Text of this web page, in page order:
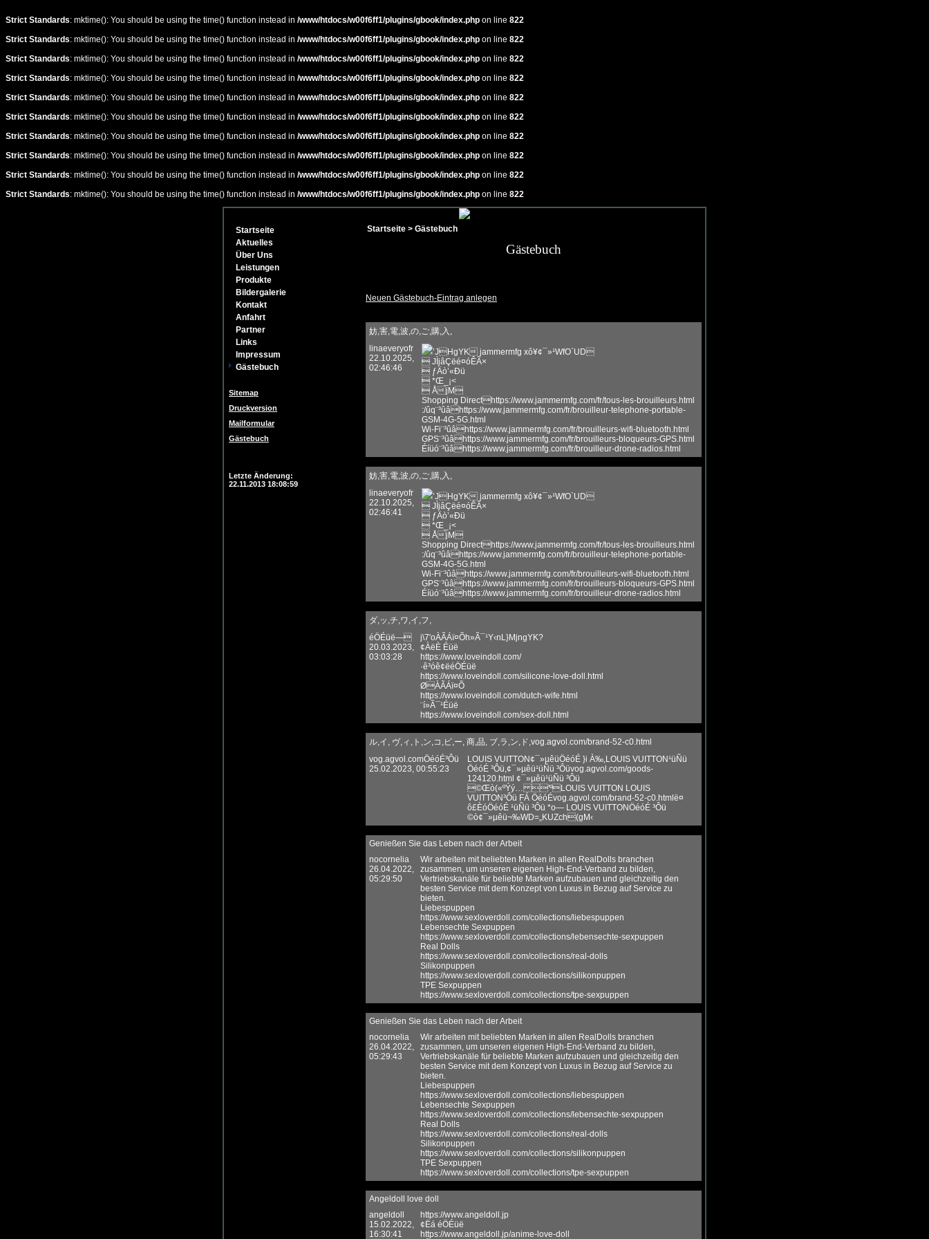
Strict Standards: mktime(): You should be using the time() function instead in /www/htdocs/w00f6ff1/plugins/gbook/index.php on line 822
Strict Standards: mktime(): You should be using the time() function instead in /www/htdocs/w00f6ff1/plugins/gbook/index.php on line 822
Strict Standards: mktime(): You should be using the time() function instead in /www/htdocs/w00f6ff1/plugins/gbook/index.php on line 822
Strict Standards: mktime(): You should be using the time() function instead in /www/htdocs/w00f6ff1/plugins/gbook/index.php on line 822
Strict Standards: mktime(): You should be using the time() function instead in /www/htdocs/w00f6ff1/plugins/gbook/index.php on line 822
Strict Standards: mktime(): You should be using the time() function instead in /www/htdocs/w00f6ff1/plugins/gbook/index.php on line 822
Strict Standards: mktime(): You should be using the time() function instead in /www/htdocs/w00f6ff1/plugins/gbook/index.php on line 822
Strict Standards: mktime(): You should be using the time() function instead in /www/htdocs/w00f6ff1/plugins/gbook/index.php on line 822
Strict Standards: mktime(): You should be using the time() function instead in /www/htdocs/w00f6ff1/plugins/gbook/index.php on line 822
Strict Standards: mktime(): You should be using the time() function instead in /www/htdocs/w00f6ff1/plugins/gbook/index.php on line 822
Startseite
Aktuelles
Über Uns
Leistungen
Produkte
Bildergalerie
Kontakt
Anfahrt
Partner
Links
Impressum
Gästebuch
Sitemap
Druckversion
Mailformular
Gästebuch
Letzte Änderung:
22.11.2013 18:08:59
Startseite > Gästebuch
Gästebuch
Neuen Gästebuch-Eintrag anlegen
妨,害,電,波,の,ご,購,入,
linaeveryofr
22.10.2025,
02:46:46
’JHgYK jammermfg xô¥¢¯»¹WfO`UD
 JÌjâÇëé¤óÊÃ×
 ƒÄò’«Ðü
 *Œ_¡<
 ÅjM
Shopping Directhttps://www.jammermfg.com/fr/tous-les-brouilleurs.html
:/ûq¨³ûâhttps://www.jammermfg.com/fr/brouilleur-telephone-portable-
GSM-4G-5G.html
Wi-Fi¨³ûâhttps://www.jammermfg.com/fr/brouilleurs-wifi-bluetooth.html
GPS¨³ûâhttps://www.jammermfg.com/fr/brouilleurs-bloqueurs-GPS.html
Éíüó¨³ûâhttps://www.jammermfg.com/fr/brouilleur-drone-radios.html
妨,害,電,波,の,ご,購,入,
linaeveryofr
22.10.2025,
02:46:41
’JHgYK jammermfg xô¥¢¯»¹WfO`UD
 JÌjâÇëé¤óÊÃ×
 ƒÄò’«Ðü
 *Œ_¡<
 ÅjM
Shopping Directhttps://www.jammermfg.com/fr/tous-les-brouilleurs.html
:/ûq¨³ûâhttps://www.jammermfg.com/fr/brouilleur-telephone-portable-
GSM-4G-5G.html
Wi-Fi¨³ûâhttps://www.jammermfg.com/fr/brouilleurs-wifi-bluetooth.html
GPS¨³ûâhttps://www.jammermfg.com/fr/brouilleurs-bloqueurs-GPS.html
Éíüó¨³ûâhttps://www.jammermfg.com/fr/brouilleur-drone-radios.html
ダ,ッ,チ,ワ,イ,フ,
éÖÉüë—
20.03.2023,
03:03:28
j\7'oÀÃÁï¤Õh»Ã¯¹Y‹nL}MjngYK?
¢ÀëÈ Éüë
https://www.loveindoll.com/
·ê³óê¢ëéÖÉüë
https://www.loveindoll.com/silicone-love-doll.html
ØÀÃÁï¤Õ
https://www.loveindoll.com/dutch-wife.html
¨í»Ã¯¹Éüë
https://www.loveindoll.com/sex-doll.html
ル,イ, ヴ,ィ,ト,ン,コ,ピ,ー, 商,品, ブ,ラ,ン,ド,vog.agvol.com/brand-52-c0.html
vog.agvol.comÖéóÉ³Ôü
25.02.2023, 00:55:23
LOUIS VUITTON¢¯»µêüÖéóÉ }i À‰,LOUIS VUITTON¹üÑü
ÖéóÉ ³Ôü,¢¯»µêü¹üÑü ³Ôüvog.agvol.com/goods-
124120.html ¢¯»µêü¹üÑü ³Ôü
©Œò(«ºÝý… 'ºLOUIS VUITTON LOUIS
VUITTON³Ôü FÁ ÖéóÉvog.agvol.com/brand-52-c0.htmlë¤
ô£ÈóÖéóÉ ¹üÑü ³Ôü *o— LOUIS VUITTONÖéóÉ ³Ôü
©ò¢¯»µêü¬‰WD=„KUZch(gM‹
Genießen Sie das Leben nach der Arbeit
nocornelia
26.04.2022,
05:29:50
Wir arbeiten mit beliebten Marken in allen RealDolls branchen
zusammen, um unseren eigenen High-End-Verband zu bilden,
Vertriebskanäle für beliebte Marken aufzubauen und gleichzeitig den
besten Service mit dem Konzept von Luxus in Bezug auf Service zu
bieten.
Liebespuppen
https://www.sexloverdoll.com/collections/liebespuppen
Lebensechte Sexpuppen
https://www.sexloverdoll.com/collections/lebensechte-sexpuppen
Real Dolls
https://www.sexloverdoll.com/collections/real-dolls
Silikonpuppen
https://www.sexloverdoll.com/collections/silikonpuppen
TPE Sexpuppen
https://www.sexloverdoll.com/collections/tpe-sexpuppen
Genießen Sie das Leben nach der Arbeit
nocornelia
26.04.2022,
05:29:43
Wir arbeiten mit beliebten Marken in allen RealDolls branchen
zusammen, um unseren eigenen High-End-Verband zu bilden,
Vertriebskanäle für beliebte Marken aufzubauen und gleichzeitig den
besten Service mit dem Konzept von Luxus in Bezug auf Service zu
bieten.
Liebespuppen
https://www.sexloverdoll.com/collections/liebespuppen
Lebensechte Sexpuppen
https://www.sexloverdoll.com/collections/lebensechte-sexpuppen
Real Dolls
https://www.sexloverdoll.com/collections/real-dolls
Silikonpuppen
https://www.sexloverdoll.com/collections/silikonpuppen
TPE Sexpuppen
https://www.sexloverdoll.com/collections/tpe-sexpuppen
Angeldoll love doll
angeldoll
15.02.2022,
16:30:41
https://www.angeldoll.jp
¢Ëá éÖÉüë
https://www.angeldoll.jp/anime-love-doll